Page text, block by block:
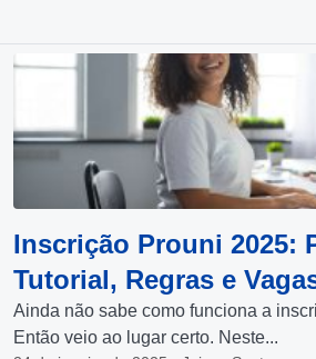
Inscrição Prouni 2025:
Tutorial, Regras e
Ainda não sabe como funciona a
Então veio ao lugar certo. Neste...